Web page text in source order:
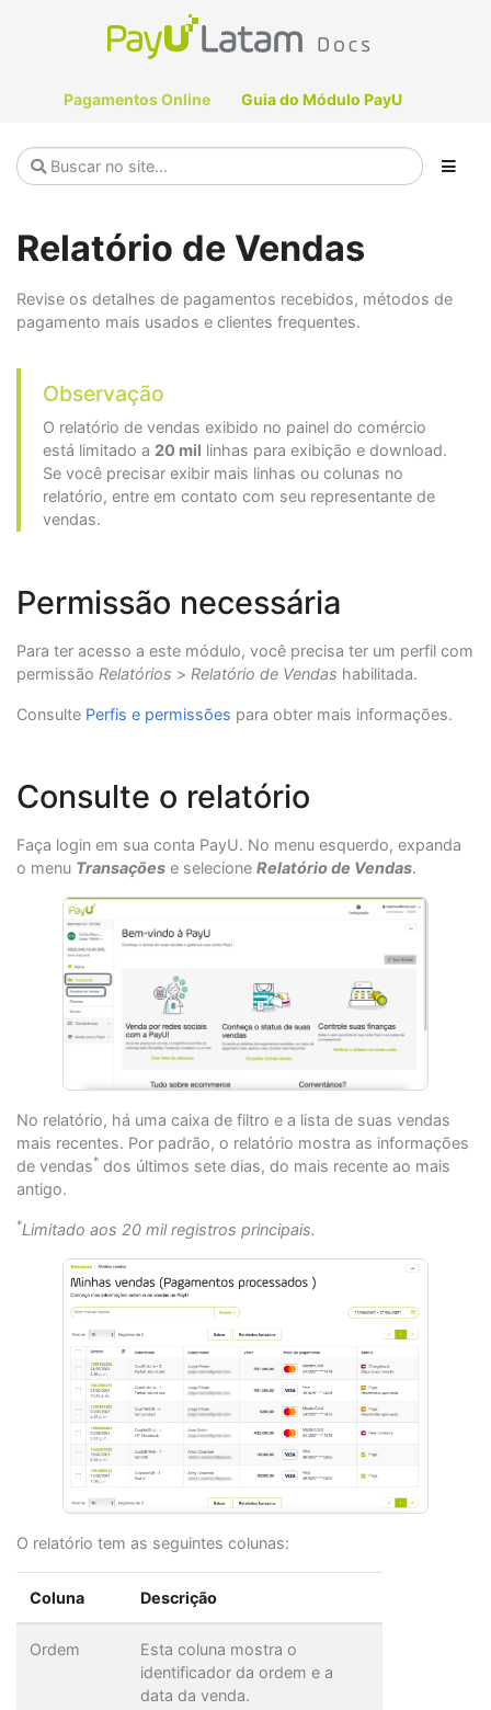
Pagamentos Online Guia do Módulo PayU
Relatório de Vendas
Revise os detalhes de pagamentos recebidos, métodos de
pagamento mais usados e clientes frequentes.
Observação
O relatório de vendas exibido no painel do comércio
está limitado a 20 mil linhas para exibição e download.
Se você precisar exibir mais linhas ou colunas no
relatório, entre em contato com seu representante de
vendas.
Permissão necessária
Para ter acesso a este módulo, você precisa ter um perfil com
permissão Relatórios > Relatório de Vendas habilitada.
Consulte Perfis e permissões para obter mais informações.
Consulte o relatório
Faça login em sua conta PayU. No menu esquerdo, expanda
o menu Transações e selecione Relatório de Vendas.
No relatório, há uma caixa de filtro e a lista de suas vendas
mais recentes. Por padrão, o relatório mostra as informações
de vendas* dos últimos sete dias, do mais recente ao mais
antigo.
*Limitado aos 20 mil registros principais.
O relatório tem as seguintes colunas:
Coluna Descrição
Ordem
Esta coluna mostra o
identificador da ordem e a
data da venda.